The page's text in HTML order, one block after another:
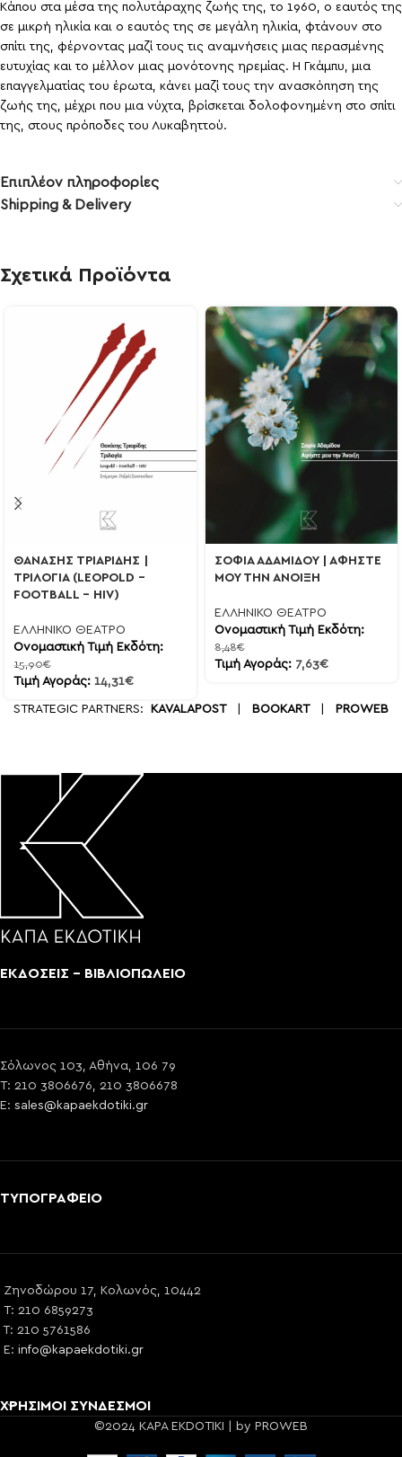
Κάπου στα μέσα της πολυτάραχης ζωής της, το 1960, ο εαυτός της
σε μικρή ηλικία και ο εαυτός της σε μεγάλη ηλικία, φτάνουν στο
σπίτι της, φέρνοντας μαζί τους τις αναμνήσεις μιας περασμένης
ευτυχίας και το μέλλον μιας μονότονης ηρεμίας. Η Γκάμπυ, μια
επαγγελματίας του έρωτα, κάνει μαζί τους την ανασκόπηση της
ζωής της, μέχρι που μια νύχτα, βρίσκεται δολοφονημένη στο σπίτι
της, στους πρόποδες του Λυκαβηττού.
Επιπλέον πληροφορίες
Shipping & Delivery
Σχετικά Προϊόντα
ΘΑΝΑΣΗΣ ΤΡΙΑΡΙΔΗΣ |
ΤΡΙΛΟΓΙΑ (LEOPOLD –
FOOTBALL – HIV)
ΕΛΛΗΝΙΚΟ ΘΕΑΤΡΟ
Ονομαστική Τιμή Εκδότη:
15,90€
Τιμή Αγοράς: 14,31€
ΣΟΦΙΑ ΑΔΑΜΙΔΟΥ | ΑΦΗΣΤΕ
ΜΟΥ ΤΗΝ ΑΝΟΙΞΗ
ΕΛΛΗΝΙΚΟ ΘΕΑΤΡΟ
Ονομαστική Τιμή Εκδότη:
8,48€
Τιμή Αγοράς: 7,63€
STRATEGIC PARTNERS: KAVALAPOST| BOOKART| PROWEB
ΕΚΔΟΣΕΙΣ - ΒΙΒΛΙΟΠΩΛΕΙΟ
Σόλωνος 103, Αθήνα, 106 79
T: 210 3806676, 210 3806678
E: sales@kapaekdotiki.gr
ΤΥΠΟΓΡΑΦΕΙΟ
Ζηνοδώρου 17, Κολωνός, 10442
T: 210 6859273
T: 210 5761586
E: info@kapaekdotiki.gr
ΧΡΗΣΙΜΟΙ ΣΥΝΔΕΣΜΟΙ
©2024 KAPA EKDOTIKI | by PROWEB